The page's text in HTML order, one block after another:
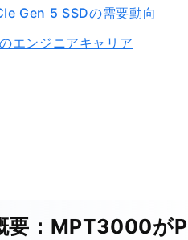
Gen 5 SSDの需要動向
エンジニアキャリア
要：MPT3000が